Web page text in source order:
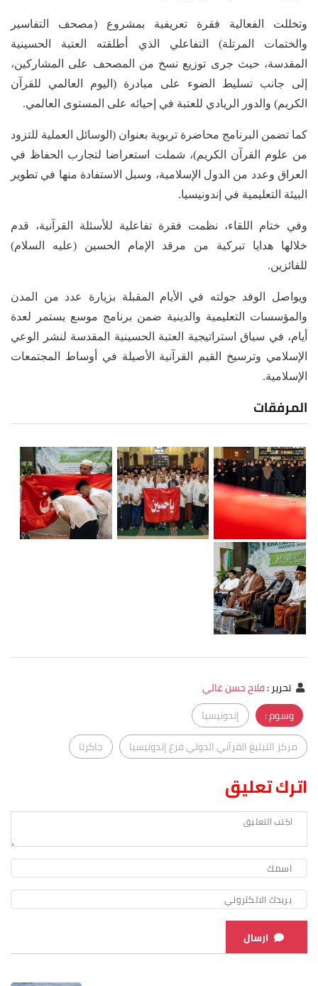
وتخللت الفعالية فقرة تعريفية بمشروع (مصحف التفاسير
والختمات المرتلة) التفاعلي الذي أطلقته العتبة الحسينية
المقدسة، حيث جرى توزيع نسخ من المصحف على المشاركين،
إلى جانب تسليط الضوء على مبادرة (اليوم العالمي للقرآن
الكريم) والدور الريادي للعتبة في إحيائه على المستوى العالمي.
كما تضمن البرنامج محاضرة تربوية بعنوان (الوسائل العملية للتزود
من علوم القرآن الكريم)، شملت استعراضا لتجارب الحفاظ في
العراق وعدد من الدول الإسلامية، وسبل الاستفادة منها في تطوير
البيئة التعليمية في إندونيسيا.
وفي ختام اللقاء، نظمت فقرة تفاعلية للأسئلة القرآنية، قدم
خلالها هدايا تبركية من مرقد الإمام الحسين (عليه السلام)
للفائزين.
ويواصل الوفد جولته في الأيام المقبلة بزيارة عدد من المدن
والمؤسسات التعليمية والدينية ضمن برنامج موسع يستمر لعدة
أيام، في سياق استراتيجية العتبة الحسينية المقدسة لنشر الوعي
الإسلامي وترسيخ القيم القرآنية الأصيلة في أوساط المجتمعات
الإسلامية.
المرفقات
تحرير:فلاح حسن غالي
وسوم :
إندونيسيا
مركز التبليغ القرآني الدولي فرع إندونيسيا
جاكرتا
اترك تعليق
ارسال